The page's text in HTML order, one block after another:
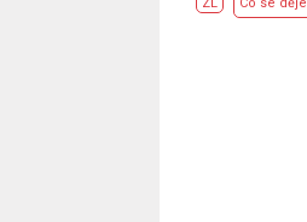
ZL Co se děje